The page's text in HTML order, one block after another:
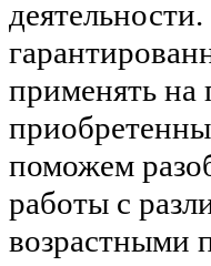
применять на
поможем
работы с
возрастными